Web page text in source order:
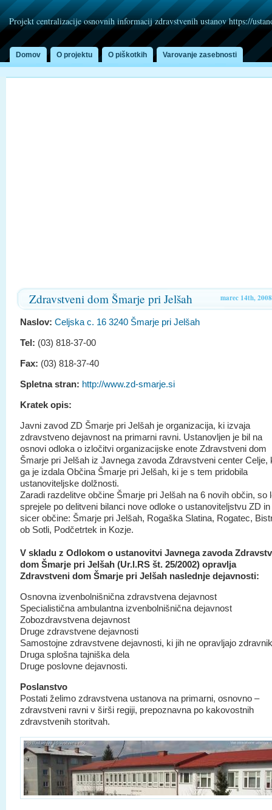
Projekt centralizacije osnovnih informacij zdravstvenih ustanov https://
Domov O projektu O piškotkih Varovanje zasebnosti
marec 14th, 2008
Zdravstveni dom Šmarje pri Jelšah
Naslov: Celjska c. 16 3240 Šmarje pri Jelšah
Tel: (03) 818-37-00
Fax: (03) 818-37-40
Spletna stran: http://www.zd-smarje.si
Kratek opis:
Javni zavod ZD Šmarje pri Jelšah je organizacija, ki izvaja
zdravstveno dejavnost na primarni ravni. Ustanovljen je bil na
osnovi odloka o izločitvi organizacijske enote Zdravstveni dom
Šmarje pri Jelšah iz Javnega zavoda Zdravstveni center Celje,
ga je izdala Občina Šmarje pri Jelšah, ki je s tem pridobila
ustanoviteljske dolžnosti.
Zaradi razdelitve občine Šmarje pri Jelšah na 6 novih občin, so
sprejele po delitveni bilanci nove odloke o ustanoviteljstvu ZD in
sicer občine: Šmarje pri Jelšah, Rogaška Slatina, Rogatec,
ob Sotli, Podčetrtek in Kozje.
V skladu z Odlokom o ustanovitvi Javnega zavoda
dom Šmarje pri Jelšah (Ur.l.RS št. 25/2002) opravlja
Zdravstveni dom Šmarje pri Jelšah naslednje dejavnosti:
Osnovna izvenbolnišnična zdravstvena dejavnost
Specialistična ambulantna izvenbolnišnična dejavnost
Zobozdravstvena dejavnost
Druge zdravstvene dejavnosti
Samostojne zdravstvene dejavnosti, ki jih ne opravljajo
Druga splošna tajniška dela
Druge poslovne dejavnosti.
Poslanstvo
Postati želimo zdravstvena ustanova na primarni, osnovno –
zdravstveni ravni v širši regiji, prepoznavna po kakovostnih
zdravstvenih storitvah.